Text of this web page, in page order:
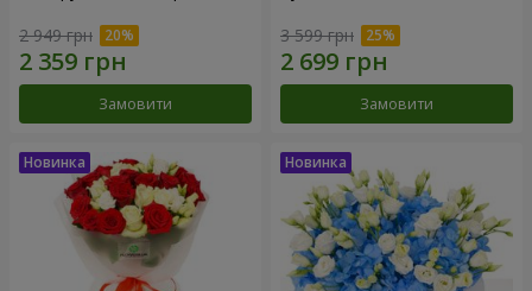
2 949 грн
Замовити
3 599 грн
Замовити